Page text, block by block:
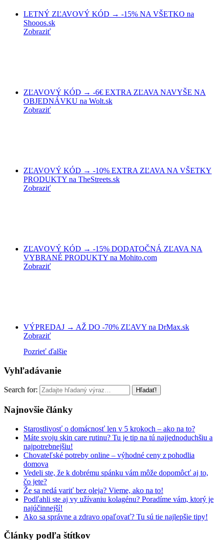
LETNÝ ZĽAVOVÝ KÓD → -15% NA VŠETKO na
Shooos.sk
Zobraziť
ZĽAVOVÝ KÓD → -6€ EXTRA ZĽAVA NAVYŠE NA
OBJEDNÁVKU na Wolt.sk
Zobraziť
ZĽAVOVÝ KÓD → -10% EXTRA ZĽAVA NA VŠETKY
PRODUKTY na TheStreets.sk
Zobraziť
ZĽAVOVÝ KÓD → -15% DODATOČNÁ ZĽAVA NA
VYBRANÉ PRODUKTY na Mohito.com
Zobraziť
VÝPREDAJ → AŽ DO -70% ZĽAVY na DrMax.sk
Zobraziť
Pozrieť ďalšie
Vyhľadávanie
Search for:
Najnovšie články
Starostlivosť o domácnosť len v 5 krokoch – ako na to?
Máte svoju skin care rutinu? Tu je tip na tú najjednoduchšiu a
najpotrebnejšiu!
Chovateľské potreby online – výhodné ceny z pohodlia
domova
Vedeli ste, že k dobrému spánku vám môže dopomôcť aj to,
čo jete?
Že sa nedá variť bez oleja? Vieme, ako na to!
Podľahli ste aj vy užívaniu kolagénu? Poradíme vám, ktorý je
najúčinnejší!
Ako sa správne a zdravo opaľovať? Tu sú tie najlepšie tipy!
Články podľa štítkov